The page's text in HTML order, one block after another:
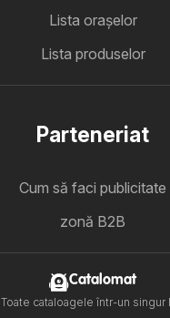
Lista oraşelor
Lista produselor
Parteneriat
Cum să faci publicitate
zonă B2B
Catalomat
Toate cataloagele într-un singur